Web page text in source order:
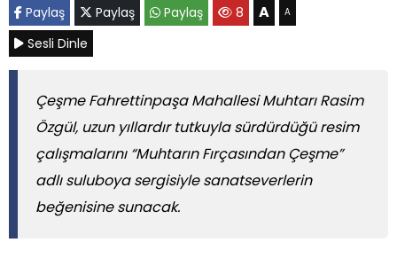
Paylaş Paylaş Paylaş 8 A A
Sesli Dinle
Çeşme Fahrettinpaşa Mahallesi Muhtarı Rasim
Özgül, uzun yıllardır tutkuyla sürdürdüğü resim
çalışmalarını “Muhtarın Fırçasından Çeşme”
adlı suluboya sergisiyle sanatseverlerin
beğenisine sunacak.